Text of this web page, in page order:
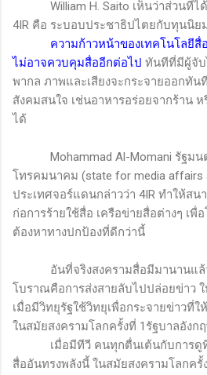
William H. Saito เห็นว่าส่วนที่ไ
4IR คือ ระบอบประชาธิปไตยกับทุนนิย
ความก้าวหน้าของเทคโนโลยีสื่
ไม่อาจควบคุมสื่ออีกต่อไป ทันทีที่มีผู้จับ
พากล ภาพและเสียงจะกระจายออกทัน
สังคมสนใจ เช่นอาหารอร่อยจากร้าน
ได้
Mohammad Al-Momani รัฐมน
โทรคมนาคม (state for media affairs
ประเทศจอร์แดนกล่าวว่า 4IR ทำให้สน
ก่อการร้ายใช้สื่อ เครือข่ายสื่อต่างๆ เ
ต้องหาทางปกป้องที่ดีกว่านี้
อันที่จริงสงครามสื่อมีมานานแ
โบราณคือการส่งสายลับไปปล่อยข่าว ใ
เมื่อมีวิทยุรัฐใช้วิทยุเพื่อกระจายข่าวที่
ในสมัยสงครามโลกครั้งที่ 1รัฐบาลอังก
เมื่อมีทีวี คนทุกตื่นเต้นกับการดู
สื่ออันทรงพลังนี้ ในสมัยสงครามโลกค